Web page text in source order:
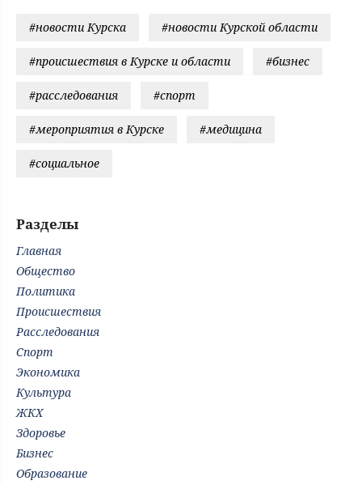
#новости Курска #новости Курской области
#происшествия в Курске и области #бизнес
#расследования #спорт
#мероприятия в Курске #медицина
#социальное
Разделы
Главная
Общество
Политика
Происшествия
Расследования
Спорт
Экономика
Культура
ЖКХ
Здоровье
Бизнес
Образование